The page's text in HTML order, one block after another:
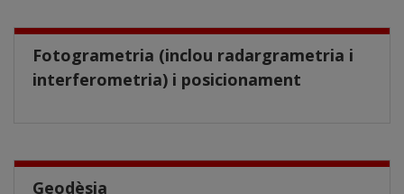
Fotogrametria (inclou radargrametria i
interferometria) i posicionament
Geodèsia